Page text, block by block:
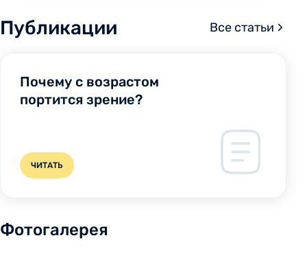
Публикации Все статьи
Почему с возрастом
портится зрение?
ЧИТАТЬ
Фотогалерея